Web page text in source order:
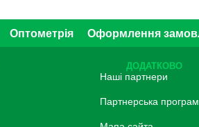
Оптометрія Оформлення
ДОДАТКОВО
Наші партнери
Партнерська